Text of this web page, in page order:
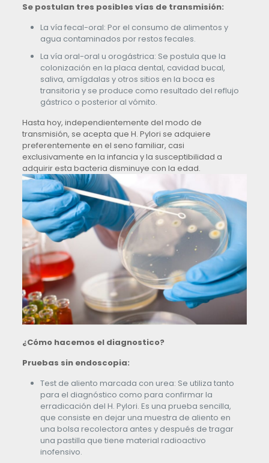
Se postulan tres posibles vías de transmisión:
La vía fecal-oral: Por el consumo de alimentos y
agua contaminados por restos fecales.
La vía oral-oral u orogástrica: Se postula que la
colonización en la placa dental, cavidad bucal,
saliva, amígdalas y otros sitios en la boca es
transitoria y se produce como resultado del reflujo
gástrico o posterior al vómito.
Hasta hoy, independientemente del modo de
transmisión, se acepta que H. Pylori se adquiere
preferentemente en el seno familiar, casi
exclusivamente en la infancia y la susceptibilidad a
adquirir esta bacteria disminuye con la edad.
¿Cómo hacemos el diagnostico?
Pruebas sin endoscopia:
Test de aliento marcada con urea: Se utiliza tanto
para el diagnóstico como para confirmar la
erradicación del H. Pylori. Es una prueba sencilla,
que consiste en dejar una muestra de aliento en
una bolsa recolectora antes y después de tragar
una pastilla que tiene material radioactivo
inofensivo.